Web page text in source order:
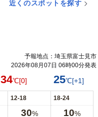
近くのスポットを探す
予報地点：埼玉県富士見市
2026年08月07日 06時00分発表
34℃[0] 25℃[+1]
12-18 18-24
30% 10%